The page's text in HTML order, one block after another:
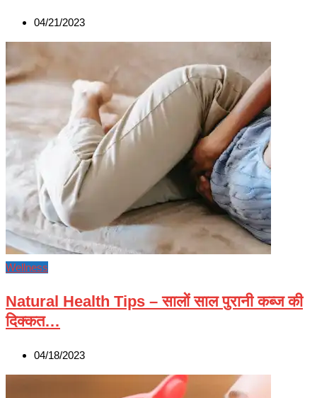
04/21/2023
Wellness
Natural Health Tips – सालों साल पुरानी कब्ज की
दिक्कत…
04/18/2023